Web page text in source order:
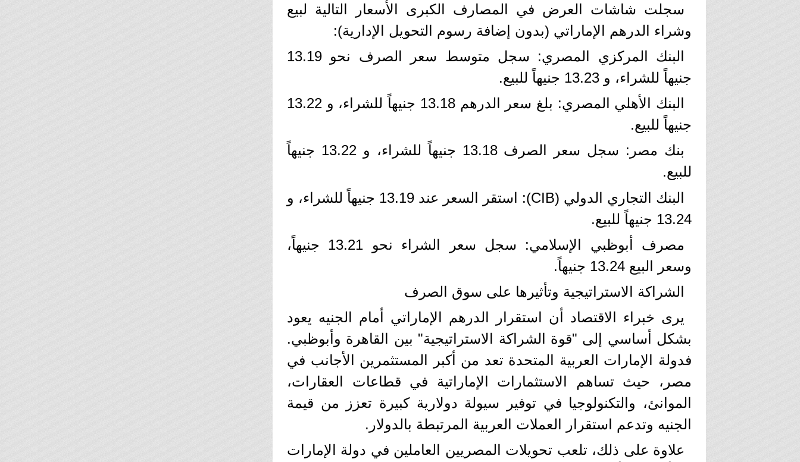
​سجلت شاشات العرض في المصارف الكبرى الأسعار التالية لبيع
وشراء الدرهم الإماراتي (بدون إضافة رسوم التحويل الإدارية):
​البنك المركزي المصري: سجل متوسط سعر الصرف نحو 13.19
جنيهاً للشراء، و 13.23 جنيهاً للبيع.
​البنك الأهلي المصري: بلغ سعر الدرهم 13.18 جنيهاً للشراء، و 13.22
جنيهاً للبيع.
​بنك مصر: سجل سعر الصرف 13.18 جنيهاً للشراء، و 13.22 جنيهاً
للبيع.
​البنك التجاري الدولي (CIB): استقر السعر عند 13.19 جنيهاً للشراء، و
13.24 جنيهاً للبيع.
​مصرف أبوظبي الإسلامي: سجل سعر الشراء نحو 13.21 جنيهاً،
وسعر البيع 13.24 جنيهاً.
​الشراكة الاستراتيجية وتأثيرها على سوق الصرف
​يرى خبراء الاقتصاد أن استقرار الدرهم الإماراتي أمام الجنيه يعود
بشكل أساسي إلى "قوة الشراكة الاستراتيجية" بين القاهرة وأبوظبي.
فدولة الإمارات العربية المتحدة تعد من أكبر المستثمرين الأجانب في
مصر، حيث تساهم الاستثمارات الإماراتية في قطاعات العقارات،
الموانئ، والتكنولوجيا في توفير سيولة دولارية كبيرة تعزز من قيمة
الجنيه وتدعم استقرار العملات العربية المرتبطة بالدولار.
​علاوة على ذلك، تلعب تحويلات المصريين العاملين في دولة الإمارات